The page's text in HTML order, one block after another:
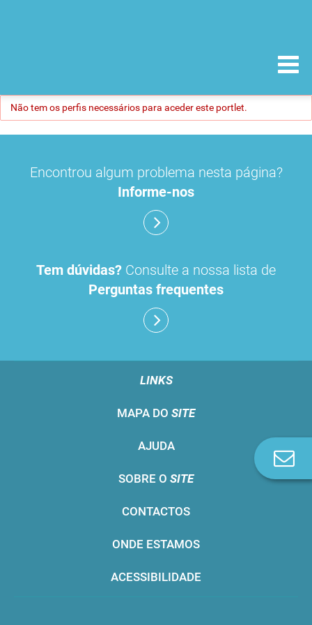
Não tem os perfis necessários para aceder este portlet.
Encontrou algum problema nesta página?
Informe-nos
Tem dúvidas? Consulte a nossa lista de
Perguntas frequentes
LINKS
MAPA DO SITE
AJUDA
SOBRE O SITE
CONTACTOS
ONDE ESTAMOS
ACESSIBILIDADE